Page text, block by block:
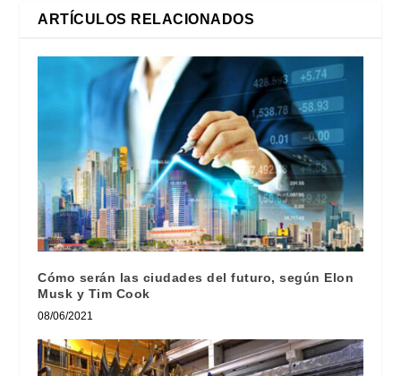
ARTÍCULOS RELACIONADOS
Cómo serán las ciudades del futuro, según Elon
Musk y Tim Cook
08/06/2021